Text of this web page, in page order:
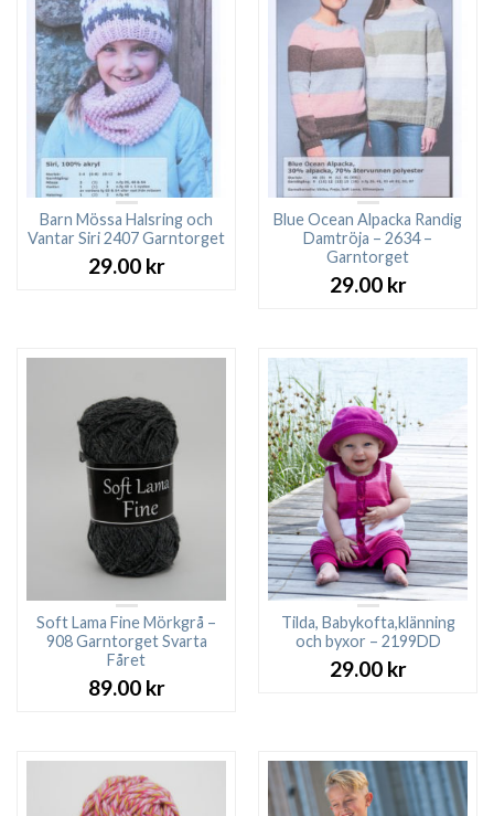
Barn Mössa Halsring och
Vantar Siri 2407 Garntorget
29.00 kr
Blue Ocean Alpacka Randig
Damtröja – 2634 –
Garntorget
29.00 kr
Soft Lama Fine Mörkgrå –
908 Garntorget Svarta
Fåret
89.00 kr
Tilda, Babykofta,klänning
och byxor – 2199DD
29.00 kr